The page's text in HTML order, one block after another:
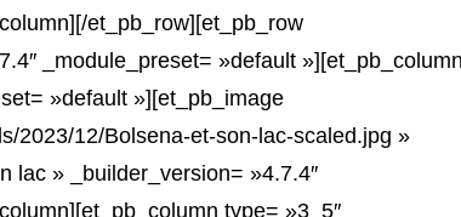
et_pb_row][et_pb_row
_module_preset= »default
»default »][et_pb_image
2023/12/Bolsena-et-son-lac-scaled.jpg »
lac » _builder_version= »4.7.4″
type= »3_5″